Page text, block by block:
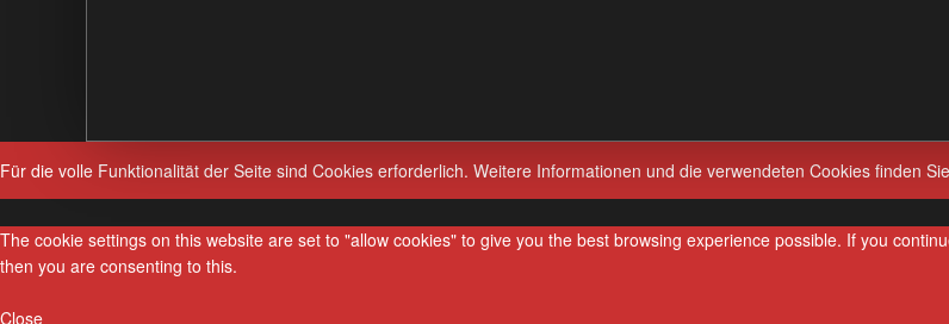
n
s
l
t
Für die volle Funktionalität der Seite sind Cookies erforderlich. Weitere Informationen und die verwendeten Cookies finden
The cookie settings on this website are set to "allow cookies" to give you the best browsing experience possible. If you
then you are consenting to this.
Close